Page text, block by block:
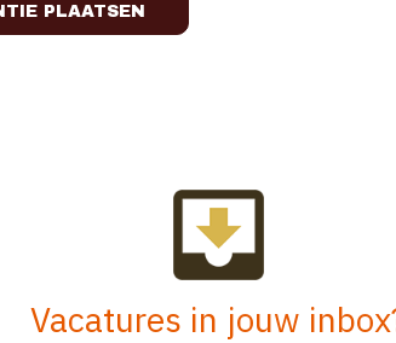
PLAATSEN
Vacatures in jouw